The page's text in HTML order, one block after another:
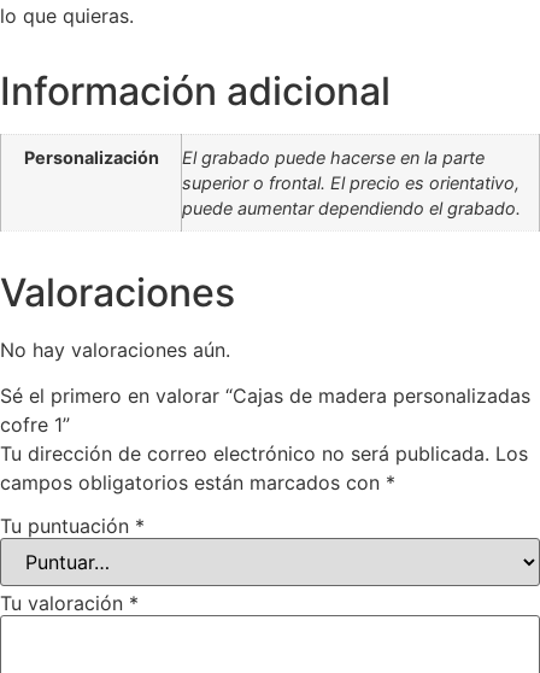
lo que quieras.
Información adicional
Personalización
El grabado puede hacerse en la parte
superior o frontal. El precio es orientativo,
puede aumentar dependiendo el grabado.
Valoraciones
No hay valoraciones aún.
Sé el primero en valorar “Cajas de madera personalizadas
cofre 1”
Tu dirección de correo electrónico no será publicada. Los
campos obligatorios están marcados con *
Tu puntuación *
Tu valoración *